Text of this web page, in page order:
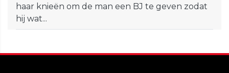
haar knieën om de man een BJ te geven zodat
hij wat...